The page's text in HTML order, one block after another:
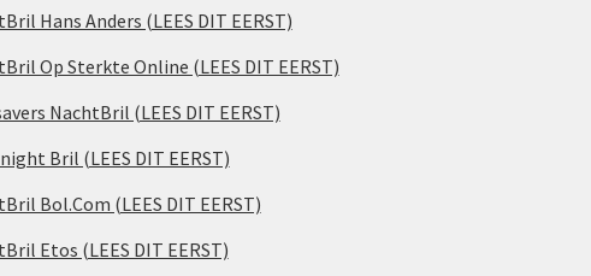
Hans Anders (LEES DIT EERST)
Op Sterkte Online (LEES DIT EERST)
NachtBril (LEES DIT EERST)
Bril (LEES DIT EERST)
Bol.Com (LEES DIT EERST)
Etos (LEES DIT EERST)